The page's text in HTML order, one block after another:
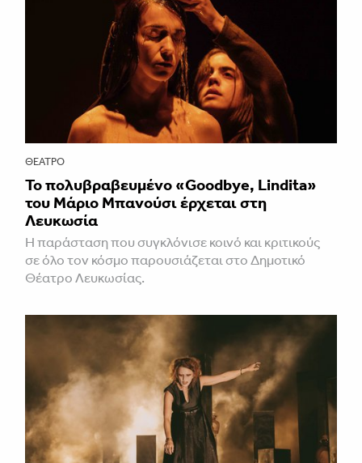
ΘΈΑΤΡΟ
Το πολυβραβευμένο «Goodbye, Lindita»
του Μάριο Μπανούσι έρχεται στη
Λευκωσία
Η παράσταση που συγκλόνισε κοινό και κριτικούς
σε όλο τον κόσμο παρουσιάζεται στο Δημοτικό
Θέατρο Λευκωσίας.